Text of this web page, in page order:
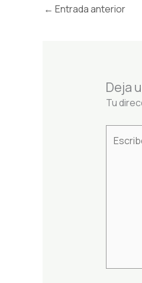
← Entrada anterior
Deja
Tu
aquí...